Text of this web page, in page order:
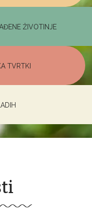
ŽIVOTINJE
TVRTKI